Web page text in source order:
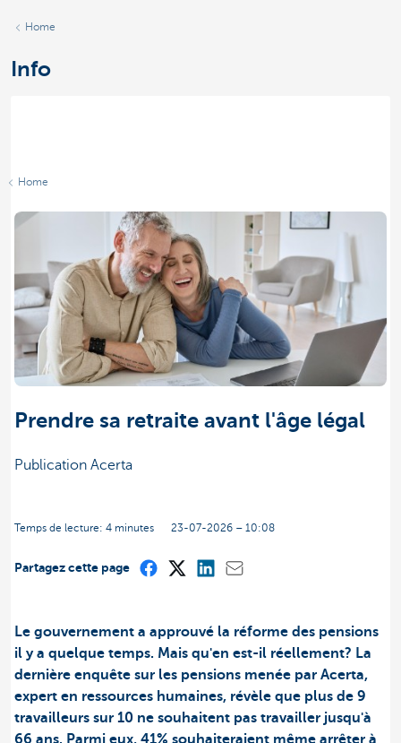
Home
Info
Home
Prendre sa retraite avant l'âge légal
Publication Acerta
Temps de lecture: 4 minutes 23-07-2026 – 10:08
Partagez cette page
Le gouvernement a approuvé la réforme des pensions
il y a quelque temps. Mais qu'en est-il réellement? La
dernière enquête sur les pensions menée par Acerta,
expert en ressources humaines, révèle que plus de 9
travailleurs sur 10 ne souhaitent pas travailler jusqu'à
66 ans. Parmi eux, 41% souhaiteraient même arrêter à